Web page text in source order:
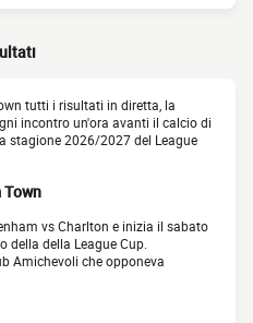
tutti i risultati in diretta, la
incontro un'ora avanti il calcio di
stagione 2026/2027 del League
vs Charlton e inizia il sabato
della della League Cup.
Amichevoli che opponeva